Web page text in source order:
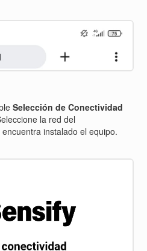
Selección de Conectividad
la red del
instalado el equipo.